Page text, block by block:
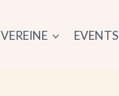
VEREINE EVENTS